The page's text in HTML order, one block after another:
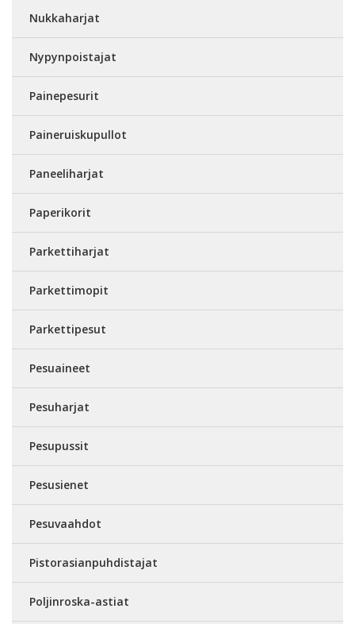
Nukkaharjat
Nypynpoistajat
Painepesurit
Paineruiskupullot
Paneeliharjat
Paperikorit
Parkettiharjat
Parkettimopit
Parkettipesut
Pesuaineet
Pesuharjat
Pesupussit
Pesusienet
Pesuvaahdot
Pistorasianpuhdistajat
Poljinroska-astiat